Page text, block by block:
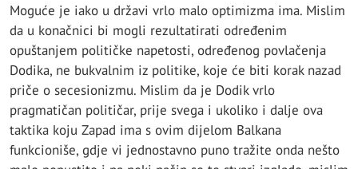
Moguće je iako u državi vrlo malo optimizma ima. Mislim
da u konačnici bi mogli rezultatirati određenim
opuštanjem političke napetosti, određenog povlačenja
Dodika, ne bukvalnim iz politike, koje će biti korak nazad
priče o secesionizmu. Mislim da je Dodik vrlo
pragmatičan političar, prije svega i ukoliko i dalje ova
taktika koju Zapad ima s ovim dijelom Balkana
funkcioniše, gdje vi jednostavno puno tražite onda nešto